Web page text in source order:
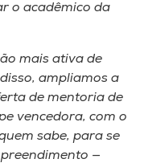
o acadêmico da
mais ativa de
ampliamos a
de mentoria de
vencedora, com o
sabe, para se
—